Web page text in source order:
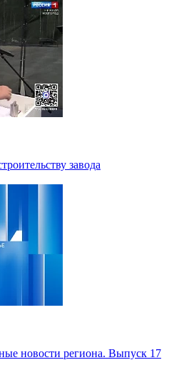
завода
новости региона. Выпуск 17